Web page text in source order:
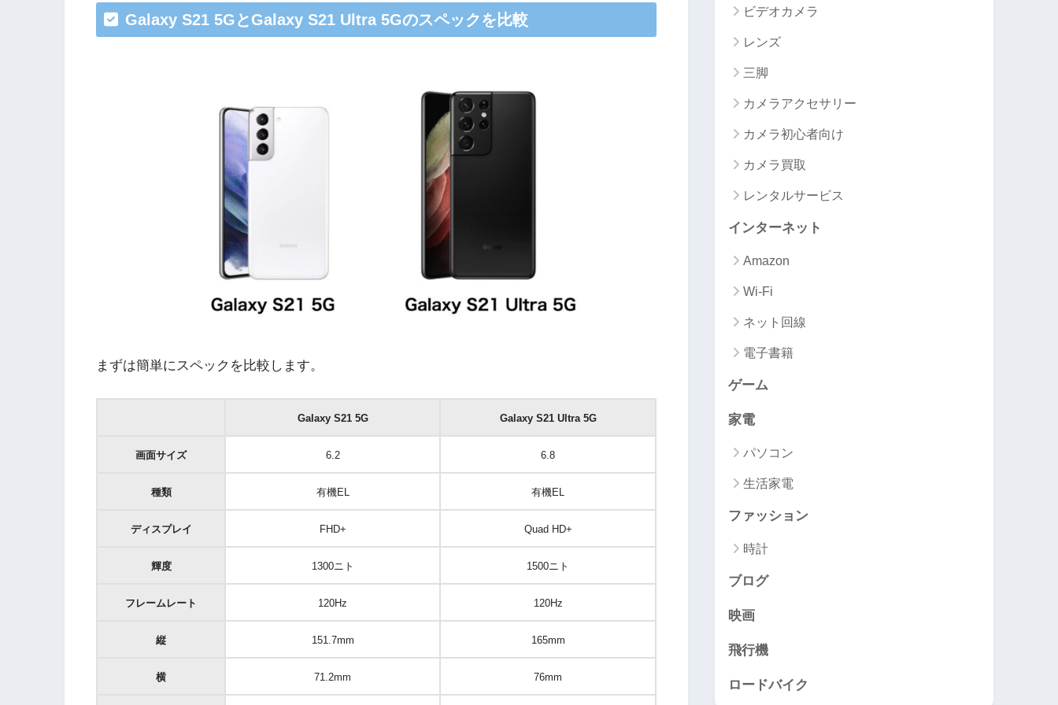
Galaxy S21 5GとGalaxy S21 Ultra 5Gのスペックを比較
まずは簡単にスペックを比較します。
Galaxy S21 5G Galaxy S21 Ultra 5G
画面サイズ 6.2 6.8
種類 有機EL 有機EL
ディスプレイ FHD+ Quad HD+
輝度 1300ニト 1500ニト
フレームレート 120Hz 120Hz
縦 151.7mm 165mm
横 71.2mm 76mm
ビデオカメラ
レンズ
三脚
カメラアクセサリー
カメラ初心者向け
カメラ買取
レンタルサービス
インターネット
Amazon
Wi-Fi
ネット回線
電子書籍
ゲーム
家電
パソコン
生活家電
ファッション
時計
ブログ
映画
飛行機
ロードバイク